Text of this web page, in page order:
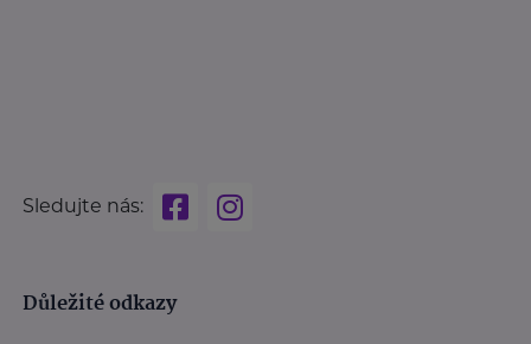
Sledujte nás:
Důležité odkazy